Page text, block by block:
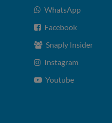
WhatsApp
Facebook
Snaply Insider
Instagram
Youtube